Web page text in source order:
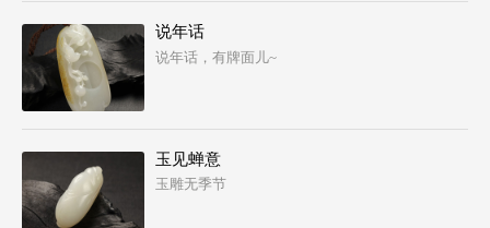
说年话
说年话，有牌面儿~
玉见蝉意
玉雕无季节